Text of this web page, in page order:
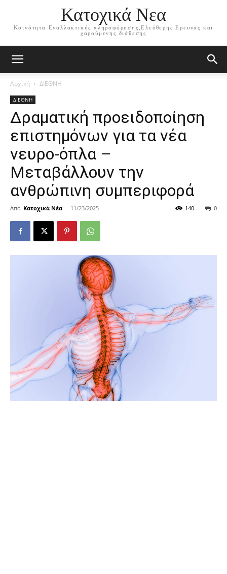
Κατοχικά Νεα
Κοινότητα Εναλλακτικής πληροφόρησης,Ελεύθερης Ερευνας και
χαρούμενης διάθεσης
Αρχική ΔΙΕΘΝΗ
ΔΙΕΘΝΗ
Δραματική προειδοποίηση
επιστημόνων για τα νέα
νευρο-όπλα –
Μεταβάλλουν την
ανθρώπινη συμπεριφορά
Από Κατοχικά Νέα - 11/23/2025 0
140